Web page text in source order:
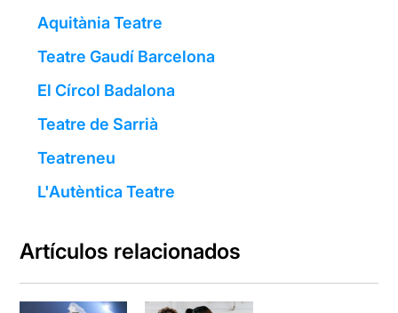
Aquitània Teatre
Teatre Gaudí Barcelona
El Círcol Badalona
Teatre de Sarrià
Teatreneu
L'Autèntica Teatre
Artículos relacionados